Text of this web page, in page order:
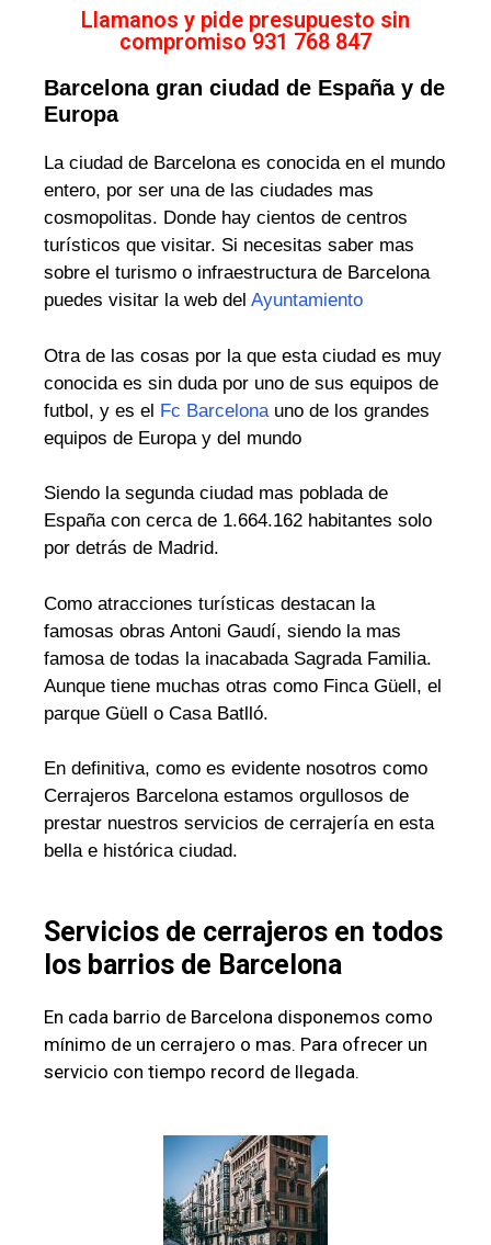
Llamanos y pide presupuesto sin
compromiso 931 768 847
Barcelona gran ciudad de España y de
Europa
La ciudad de Barcelona es conocida en el mundo
entero, por ser una de las ciudades mas
cosmopolitas. Donde hay cientos de centros
turísticos que visitar. Si necesitas saber mas
sobre el turismo o infraestructura de Barcelona
puedes visitar la web del Ayuntamiento
Otra de las cosas por la que esta ciudad es muy
conocida es sin duda por uno de sus equipos de
futbol, y es el Fc Barcelonauno de los grandes
equipos de Europa y del mundo
Siendo la segunda ciudad mas poblada de
España con cerca de 1.664.162 habitantes solo
por detrás de Madrid.
Como atracciones turísticas destacan la
famosas obras Antoni Gaudí, siendo la mas
famosa de todas la inacabada Sagrada Familia.
Aunque tiene muchas otras como Finca Güell, el
parque Güell o Casa Batlló.
En definitiva, como es evidente nosotros como
Cerrajeros Barcelona estamos orgullosos de
prestar nuestros servicios de cerrajería en esta
bella e histórica ciudad.
Servicios de cerrajeros en todos
los barrios de Barcelona
En cada barrio de Barcelona disponemos como
mínimo de un cerrajero o mas. Para ofrecer un
servicio con tiempo record de llegada.